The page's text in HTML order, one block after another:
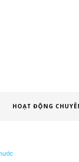
HOẠT ĐỘNG